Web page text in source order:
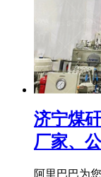
济宁煤
厂家、
阿里巴巴为